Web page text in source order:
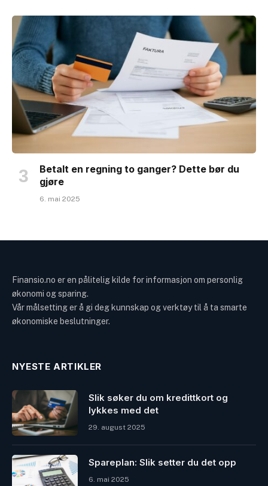
Betalt en regning to ganger? Dette bør du
gjøre
6. mai 2025
Finansio.no er en pålitelig kilde for informasjon om personlig
økonomi og sparing.
Vår målsetting er å gi deg kunnskap og verktøy til å ta smarte
økonomiske beslutninger.
NYESTE ARTIKLER
Slik søker du om kredittkort og
lykkes med det
29. august 2025
Spareplan: Slik setter du det opp
6. mai 2025